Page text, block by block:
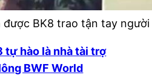
được BK8 trao tận tay người
tự hào là nhà tài trợ
BWF World